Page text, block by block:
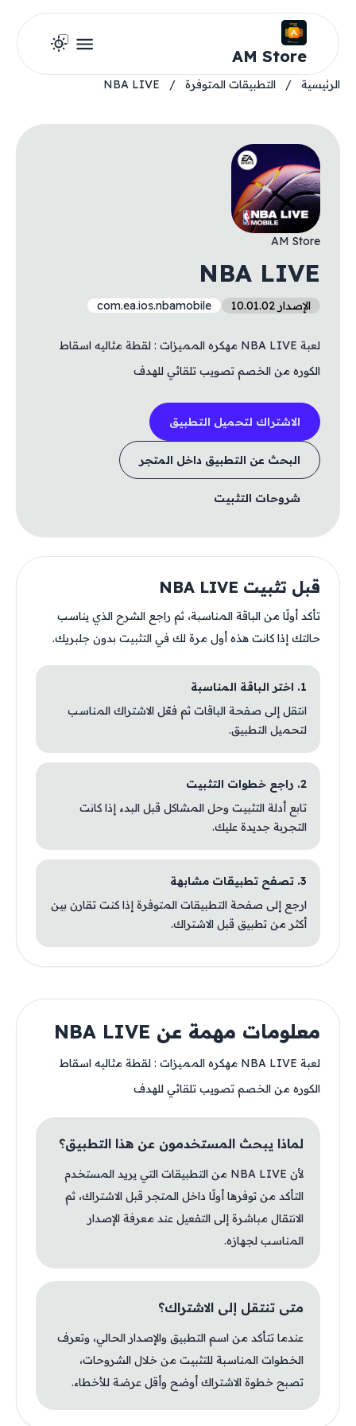
AM Store
الرئيسية / التطبيقات المتوفرة /
NBA LIVE
AM Store
NBA LIVE
الإصدار 10.01.02 com.ea.ios.nbamobile
لعبة NBA LIVE مهكره المميزات : لقطة مثاليه اسقاط
الكوره من الخصم تصويب تلقائي للهدف
الاشتراك لتحميل التطبيق
البحث عن التطبيق داخل المتجر
شروحات التثبيت
قبل تثبيت NBA LIVE
تأكد أولًا من الباقة المناسبة، ثم راجع الشرح الذي يناسب
حالتك إذا كانت هذه أول مرة لك في التثبيت بدون جلبريك.
1. اختر الباقة المناسبة
انتقل إلى صفحة الباقات ثم فعّل الاشتراك المناسب
لتحميل التطبيق.
2. راجع خطوات التثبيت
تابع أدلة التثبيت وحل المشاكل قبل البدء إذا كانت
التجربة جديدة عليك.
3. تصفح تطبيقات مشابهة
ارجع إلى صفحة التطبيقات المتوفرة إذا كنت تقارن بين
أكثر من تطبيق قبل الاشتراك.
معلومات مهمة عن NBA LIVE
لعبة NBA LIVE مهكره المميزات : لقطة مثاليه اسقاط
الكوره من الخصم تصويب تلقائي للهدف
لماذا يبحث المستخدمون عن هذا التطبيق؟
لأن NBA LIVE من التطبيقات التي يريد المستخدم
التأكد من توفرها أولًا داخل المتجر قبل الاشتراك، ثم
الانتقال مباشرة إلى التفعيل عند معرفة الإصدار
المناسب لجهازه.
متى تنتقل إلى الاشتراك؟
عندما تتأكد من اسم التطبيق والإصدار الحالي، وتعرف
الخطوات المناسبة للتثبيت من خلال الشروحات،
تصبح خطوة الاشتراك أوضح وأقل عرضة للأخطاء.